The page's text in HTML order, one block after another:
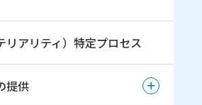
リアリティ）特定プロセス
提供